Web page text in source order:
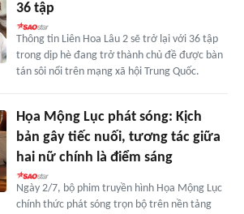
36 tập
Thông tin Liên Hoa Lâu 2 sẽ trở lại với 36 tập
trong dịp hè đang trở thành chủ đề được bàn
tán sôi nổi trên mạng xã hội Trung Quốc.
Họa Mộng Lục phát sóng: Kịch
bản gây tiếc nuối, tương tác giữa
hai nữ chính là điểm sáng
Ngày 2/7, bộ phim truyền hình Họa Mộng Lục
chính thức phát sóng trọn bộ trên nền tảng